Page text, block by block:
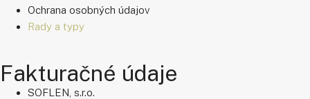
Ochrana osobných údajov
Rady a typy
Fakturačné údaje
SOFLEN, s.r.o.